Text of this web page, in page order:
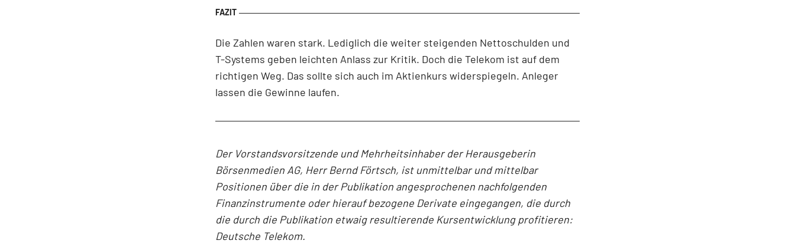
Die Zahlen waren stark. Lediglich die weiter steigenden Nettoschulden und
T-Systems geben leichten Anlass zur Kritik. Doch die Telekom ist auf dem
richtigen Weg. Das sollte sich auch im Aktienkurs widerspiegeln. Anleger
lassen die Gewinne laufen.
Der Vorstandsvorsitzende und Mehrheitsinhaber der Herausgeberin
Börsenmedien AG, Herr Bernd Förtsch, ist unmittelbar und mittelbar
Positionen über die in der Publikation angesprochenen nachfolgenden
Finanzinstrumente oder hierauf bezogene Derivate eingegangen, die durch
die durch die Publikation etwaig resultierende Kursentwicklung profitieren:
Deutsche Telekom.